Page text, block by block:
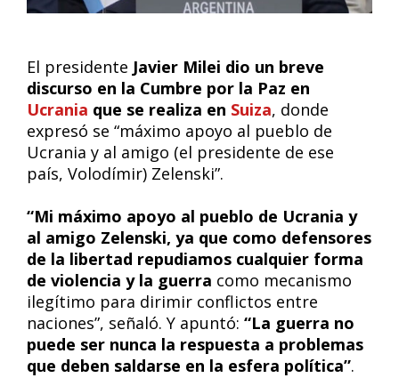
El presidente Javier Milei dio un breve
discurso en la Cumbre por la Paz en
Ucrania que se realiza en Suiza, donde
expresó se “máximo apoyo al pueblo de
Ucrania y al amigo (el presidente de ese
país, Volodímir) Zelenski”.
“Mi máximo apoyo al pueblo de Ucrania y
al amigo Zelenski, ya que como defensores
de la libertad repudiamos cualquier forma
de violencia y la guerra como mecanismo
ilegítimo para dirimir conflictos entre
naciones”, señaló. Y apuntó: “La guerra no
puede ser nunca la respuesta a problemas
que deben saldarse en la esfera política”.